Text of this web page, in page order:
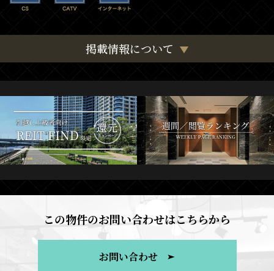
掲載情報について
この物件のお問い合わせはこちらから
お問い合わせ